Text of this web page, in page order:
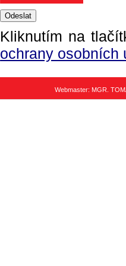
Kliknutím na
ochrany osobních
Webmaster: MGR.